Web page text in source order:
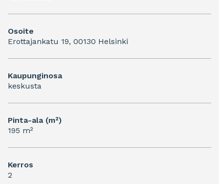
Osoite
Erottajankatu 19, 00130 Helsinki
Kaupunginosa
keskusta
Pinta-ala (m²)
195 m²
Kerros
2